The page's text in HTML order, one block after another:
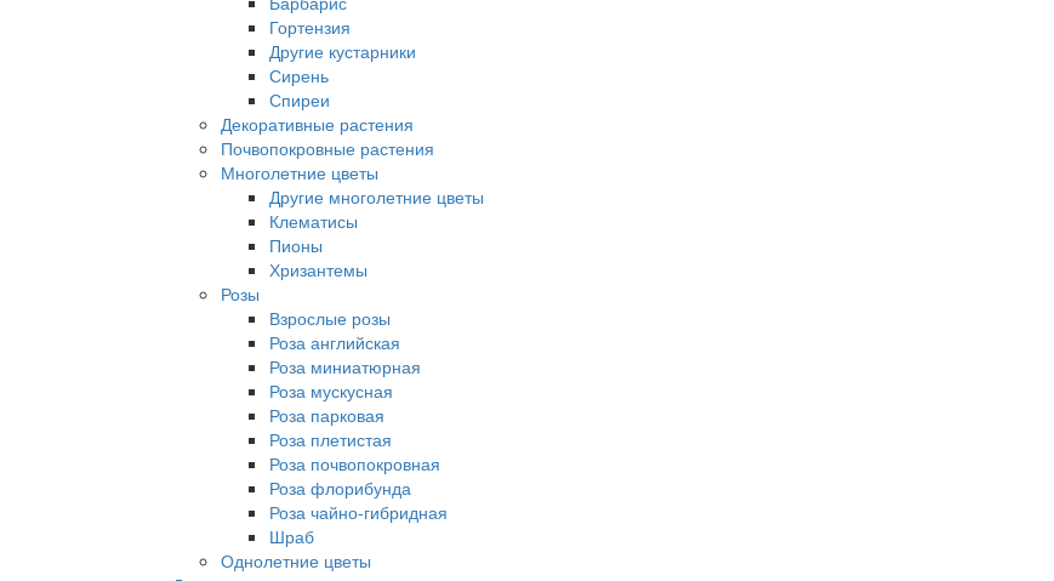
Гортензия
Другие кустарники
Сирень
Спиреи
Декоративные растения
Почвопокровные растения
Многолетние цветы
Другие многолетние цветы
Клематисы
Пионы
Хризантемы
Розы
Взрослые розы
Роза английская
Роза миниатюрная
Роза мускусная
Роза парковая
Роза плетистая
Роза почвопокровная
Роза флорибунда
Роза чайно-гибридная
Шраб
Однолетние цветы